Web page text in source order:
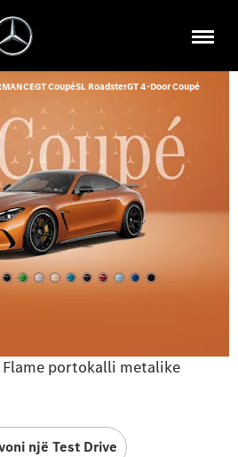
Flame portokalli metalike
GT CoupéSL RoadsterGT 4-Door Coupé
një Test Drive